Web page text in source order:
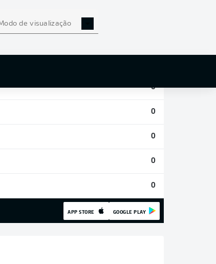
de visualização
0
0
0
0
0
APP STORE GOOGLE PLAY